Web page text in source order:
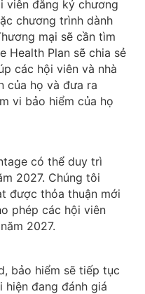
viên đăng ký chương
chương trình dành
mại sẽ cần tìm
Health Plan sẽ chia sẻ
các hội viên và nhà
của họ và đưa ra
vi bảo hiểm của họ
có thể duy trì
2027. Chúng tôi
được thỏa thuận mới
phép các hội viên
2027.
bảo hiểm sẽ tiếp tục
hiện đang đánh giá